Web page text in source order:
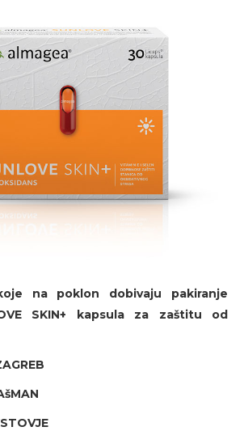
na poklon dobivaju pakiranje
SKIN+ kapsula za zaštitu od